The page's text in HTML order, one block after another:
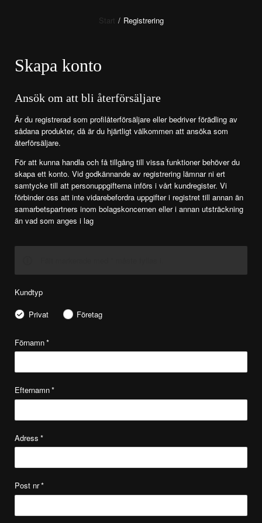
Start / Registrering
Skapa konto
Ansök om att bli återförsäljare
Är du registrerad som profilåterförsäljare eller bedriver förädling av
sådana produkter, då är du hjärtligt välkommen att ansöka som
återförsäljare.
För att kunna handla och få tillgång till vissa funktioner behöver du
skapa ett konto. Vid godkännande av registrering lämnar ni ert
samtycke till att personuppgifterna införs i vårt kundregister. Vi
förbinder oss att inte vidarebefordra uppgifter i registret till annan än
samarbetspartners inom bolagskoncernen eller i annan utsträckning
än vad som anges i lag
Kundtyp
Privat
Företag
Förnamn*
Efternamn*
Adress *
Post nr*